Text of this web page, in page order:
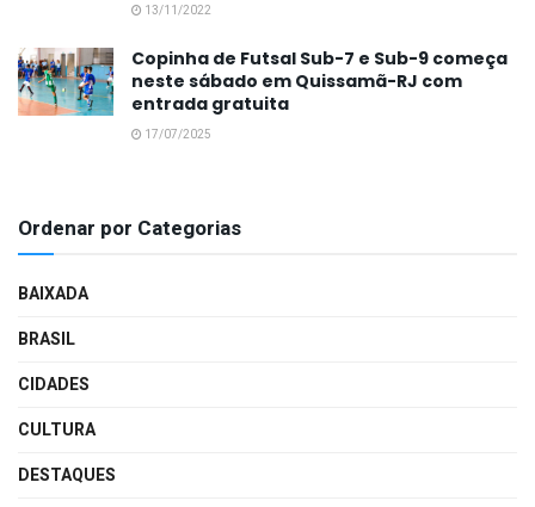
13/11/2022
Copinha de Futsal Sub-7 e Sub-9 começa
neste sábado em Quissamã-RJ com
entrada gratuita
17/07/2025
Ordenar por Categorias
BAIXADA
BRASIL
CIDADES
CULTURA
DESTAQUES